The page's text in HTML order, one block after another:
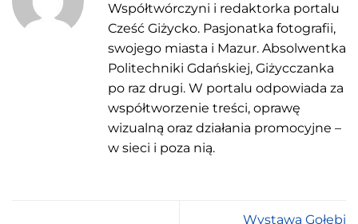
Współtwórczyni i redaktorka portalu
Cześć Giżycko. Pasjonatka fotografii,
swojego miasta i Mazur. Absolwentka
Politechniki Gdańskiej, Giżycczanka
po raz drugi. W portalu odpowiada za
współtworzenie treści, oprawę
wizualną oraz działania promocyjne –
w sieci i poza nią.
Wystawa Gołębi